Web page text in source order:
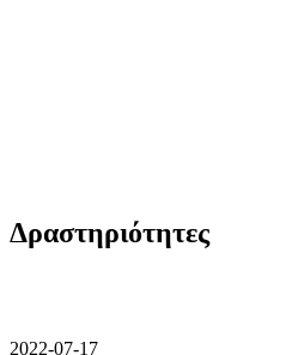
Δραστηριότητες
2022-07-17